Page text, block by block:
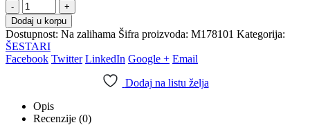
-
+
Dodaj u korpu
Dostupnost: Na zalihama Šifra proizvoda: M178101 Kategorija:
ŠESTARI
Facebook Twitter LinkedIn Google + Email
Dodaj na listu želja
Opis
Recenzije (0)